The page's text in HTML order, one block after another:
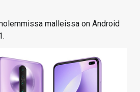
malleissa on Android